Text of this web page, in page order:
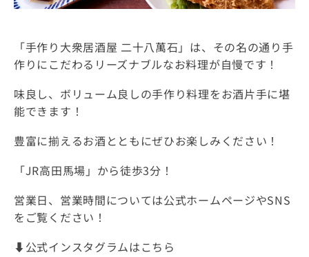
「手作り大衆居酒屋 二十八萬石」は、その名の通り手
作りにこだわるリーズナブルなお料理が自慢です！
味良し、ボリューム良しの手作り料理をお酒片手に堪
能できます！
豊富に揃えるお酒とともにぜひお楽しみください！
「JR高田馬場」から徒歩3分！
営業日、営業時間については公式ホームページやSNS
をご覧ください！
⬇️公式インスタグラムはこちら